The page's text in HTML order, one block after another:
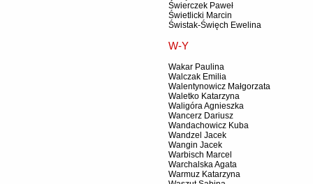
Świerczek Paweł
Świetlicki Marcin
Świstak-Święch Ewelina
W-Y
Wakar Paulina
Walczak Emilia
Walentynowicz Małgorzata
Waletko Katarzyna
Waligóra Agnieszka
Wancerz Dariusz
Wandachowicz Kuba
Wandzel Jacek
Wangin Jacek
Warbisch Marcel
Warchalska Agata
Warmuz Katarzyna